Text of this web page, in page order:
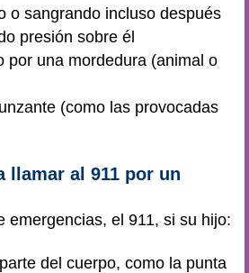
o sangrando incluso después
presión sobre él
por una mordedura (animal o
(como las provocadas
llamar al 911 por un
emergencias, el 911, si su hijo:
del cuerpo, como la punta